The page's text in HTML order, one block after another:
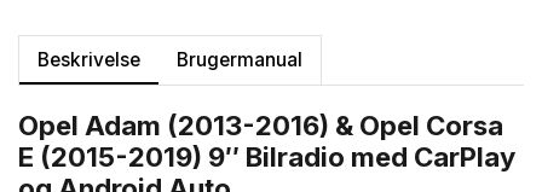
Beskrivelse Brugermanual
Opel Adam (2013-2016) & Opel Corsa
E (2015-2019) 9″ Bilradio med CarPlay